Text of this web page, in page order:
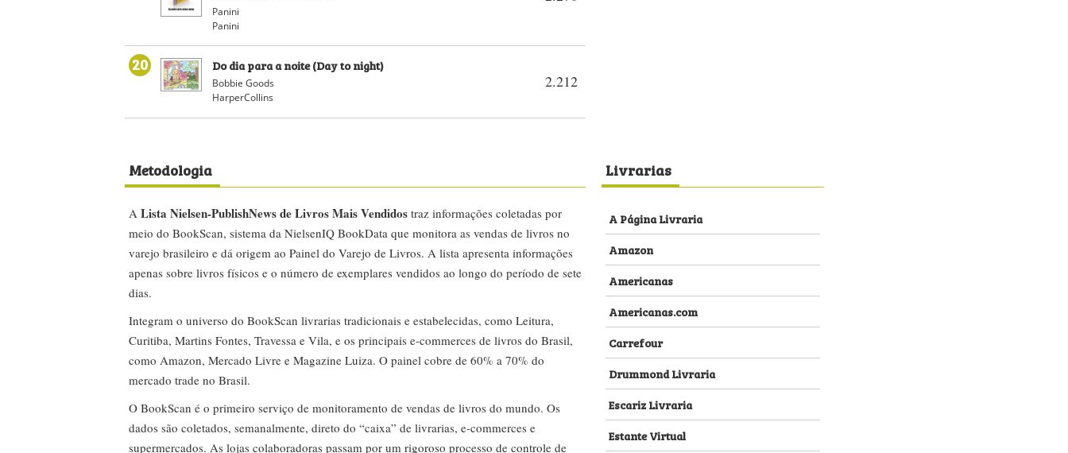
Panini
Panini
20
2.212
Do dia para a noite (Day to night)
Bobbie Goods
HarperCollins
Metodologia
A Lista Nielsen-PublishNews de Livros Mais Vendidos traz informações coletadas por
meio do BookScan, sistema da NielsenIQ BookData que monitora as vendas de livros no
varejo brasileiro e dá origem ao Painel do Varejo de Livros. A lista apresenta informações
apenas sobre livros físicos e o número de exemplares vendidos ao longo do período de sete
dias.
Integram o universo do BookScan livrarias tradicionais e estabelecidas, como Leitura,
Curitiba, Martins Fontes, Travessa e Vila, e os principais e-commerces de livros do Brasil,
como Amazon, Mercado Livre e Magazine Luiza. O painel cobre de 60% a 70% do
mercado trade no Brasil.
O BookScan é o primeiro serviço de monitoramento de vendas de livros do mundo. Os
dados são coletados, semanalmente, direto do “caixa” de livrarias, e-commerces e
supermercados. As lojas colaboradoras passam por um rigoroso processo de controle de
Livrarias
A Página Livraria
Amazon
Americanas
Americanas.com
Carrefour
Drummond Livraria
Escariz Livraria
Estante Virtual